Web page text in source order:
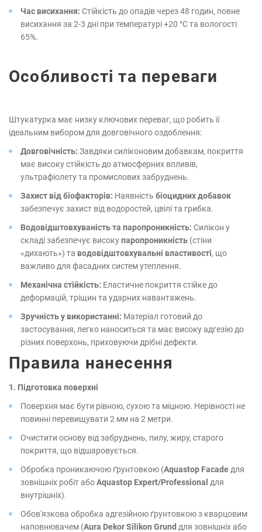
Час висихання: Стійкість до опадів через 48 годин, повне
висихання за 2-3 дні при температурі +20 °C та вологості
65%.
Особливості та переваги
Штукатурка має низку ключових переваг, що робить її
ідеальним вибором для довговічного оздоблення:
Довговічність: Завдяки силіконовим добавкам, покриття
має високу стійкість до атмосферних впливів,
ультрафіолету та промислових забруднень.
Захист від біофакторів: Наявність біоцидних добавок
забезпечує захист від водоростей, цвілі та грибка.
Водовідштовхуваність та паропроникність: Силікон у
складі забезпечує високупаропроникність (стіни
«дихають») та водовідштовхувальні властивості, що
важливо для фасадних систем утеплення.
Механічна стійкість: Еластичне покриття стійке до
деформацій, тріщин та ударних навантажень.
Зручність у використанні: Матеріал готовий до
застосування, легко наноситься та має високу адгезію до
різних поверхонь, приховуючи дрібні дефекти.
Правила нанесення
1. Підготовка поверхні
Поверхня має бути рівною, сухою та міцною. Нерівності не
повинні перевищувати 2 мм на 2 метри.
Очистити основу від забруднень, пилу, жиру, старого
покриття, що відшаровується.
Обробка проникаючою ґрунтовкою (Aquastop Facade для
зовнішніх робіт абоAquastop Expert/Professional для
внутрішніх).
Обов'язкова обробка адгезійною ґрунтовкою з кварцовим
наповнювачем (Aura Dekor Silikon Grund для зовнішніх або